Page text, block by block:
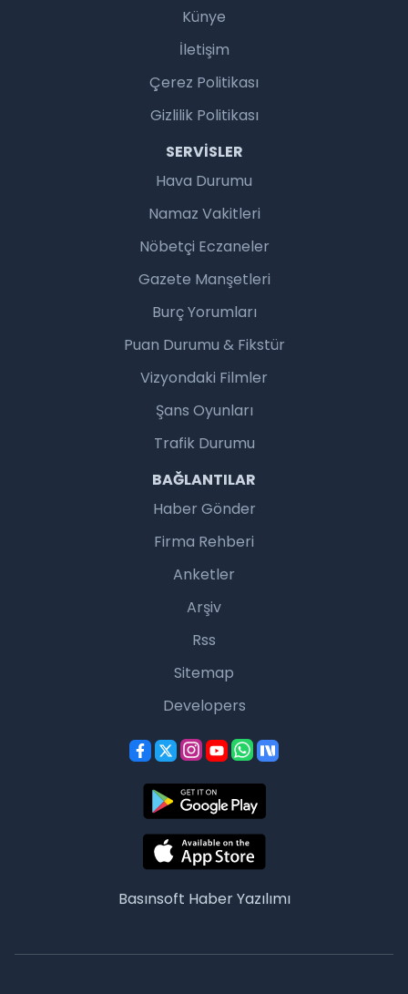
Künye
İletişim
Çerez Politikası
Gizlilik Politikası
SERVISLER
Hava Durumu
Namaz Vakitleri
Nöbetçi Eczaneler
Gazete Manşetleri
Burç Yorumları
Puan Durumu & Fikstür
Vizyondaki Filmler
Şans Oyunları
Trafik Durumu
BAĞLANTILAR
Haber Gönder
Firma Rehberi
Anketler
Arşiv
Rss
Sitemap
Developers
Basınsoft Haber Yazılımı